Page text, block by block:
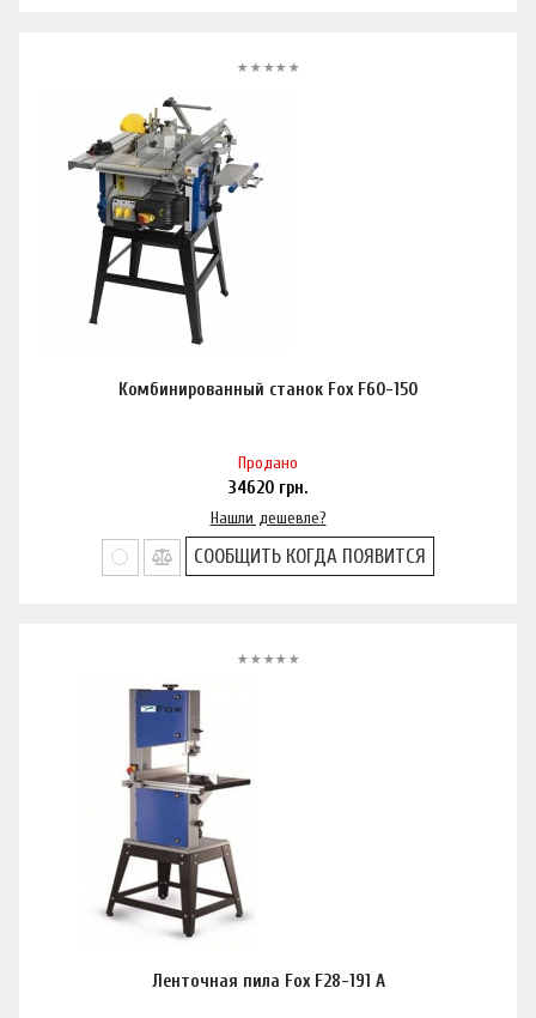
Комбинированный станок Fox F60-150
Продано
34620 грн.
Нашли дешевле?
СООБЩИТЬ КОГДА ПОЯВИТСЯ
Ленточная пила Fox F28-191 A